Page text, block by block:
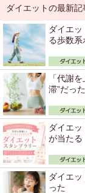
ダイエットの最新記
ダイエ
る歩数系
「代謝
滞”だっ
ダイエ
が当たる
ダイエッ
った